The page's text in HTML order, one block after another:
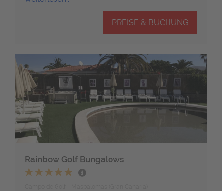
PREISE & BUCHUNG
Rainbow Golf Bungalows